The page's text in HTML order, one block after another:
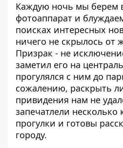
Каждую ночь мы берем
фотоаппарат и
поисках интересных
ничего не скрылось от
Призрак - не
заметил его на
прогулялся с ним до
сожалению, раскрыть
привидения нам не
запечатлели несколько
прогулки и готовы
городу.